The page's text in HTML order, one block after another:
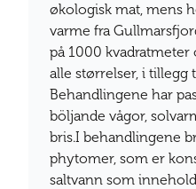
økologisk mat, mens
varme fra
på 1000 kvadratmeter
alle størrelser, i tillegg
Behandlingene har
böljande vågor,
bris.I behandlingene
phytomer, som er
saltvann som